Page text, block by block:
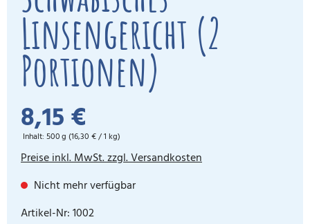
Linsengericht (2
Portionen)
8,15 €
Inhalt: 500 g (16,30 € / 1 kg)
Preise inkl. MwSt. zzgl. Versandkosten
Nicht mehr verfügbar
Artikel-Nr:1002